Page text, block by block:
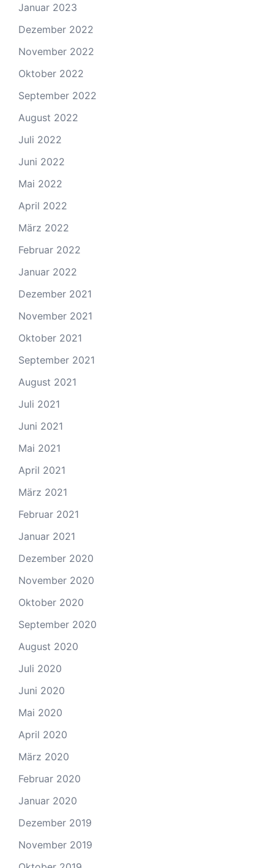
Januar 2023
Dezember 2022
November 2022
Oktober 2022
September 2022
August 2022
Juli 2022
Juni 2022
Mai 2022
April 2022
März 2022
Februar 2022
Januar 2022
Dezember 2021
November 2021
Oktober 2021
September 2021
August 2021
Juli 2021
Juni 2021
Mai 2021
April 2021
März 2021
Februar 2021
Januar 2021
Dezember 2020
November 2020
Oktober 2020
September 2020
August 2020
Juli 2020
Juni 2020
Mai 2020
April 2020
März 2020
Februar 2020
Januar 2020
Dezember 2019
November 2019